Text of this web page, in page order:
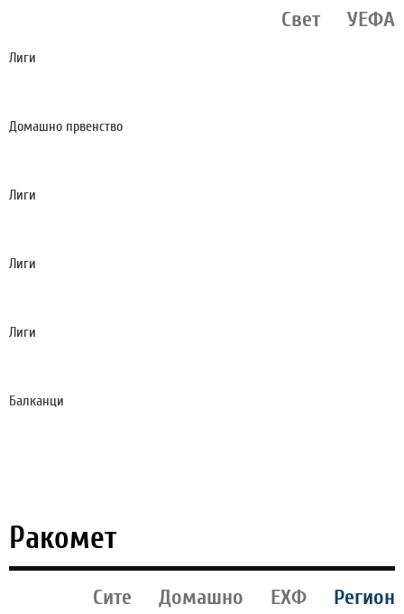
Свет
УЕФА
Лиги
Домашно првенство
Лиги
Лиги
Лиги
Балканци
Ракомет
Сите Домашно ЕХФ
Регион